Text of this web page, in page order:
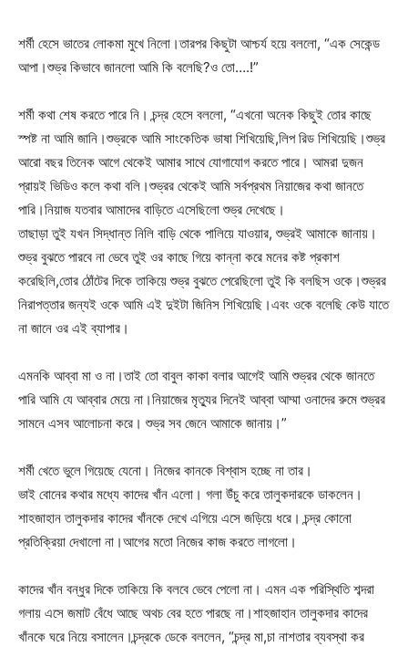
শর্মী হেসে ভাতের লোকমা মুখে নিলো।তারপর কিছুটা আশ্চর্য হয়ে বললো, “এক সেকেন্ড
আপা।শুভ্র কিভাবে জানলো আমি কি বলেছি?ও তো….!”
শর্মী কথা শেষ করতে পারে নি। চন্দ্র হেসে বললো, “এখনো অনেক কিছুই তোর কাছে
স্পষ্ট না আমি জানি।শুভ্রকে আমি সাংকেতিক ভাষা শিখিয়েছি,লিপ রিড শিখিয়েছি।শুভ্র
আরো বছর তিনেক আগে থেকেই আমার সাথে যোগাযোগ করতে পারে। আমরা দুজন
প্রায়ই ভিডিও কলে কথা বলি।শুভ্রর থেকেই আমি সর্বপ্রথম নিয়াজের কথা জানতে
পারি।নিয়াজ যতবার আমাদের বাড়িতে এসেছিলো শুভ্র দেখেছে।
তাছাড়া তুই যখন সিদ্ধান্ত নিলি বাড়ি থেকে পালিয়ে যাওয়ার, শুভ্রই আমাকে জানায়।
শুভ্র বুঝতে পারবে না ভেবে তুই ওর কাছে গিয়ে কান্না করে মনের কষ্ট প্রকাশ
করেছিলি,তোর ঠোঁটের দিকে তাকিয়ে শুভ্র বুঝতে পেরেছিলো তুই কি বলছিস ওকে।শুভ্রর
নিরাপত্তার জন্যই ওকে আমি এই দুইটা জিনিস শিখিয়েছি।এবং ওকে বলেছি কেউ যাতে
না জানে ওর এই ব্যাপার।
এমনকি আব্বা মা ও না।তাই তো বাবুল কাকা বলার আগেই আমি শুভ্রর থেকে জানতে
পারি আমি যে আব্বার মেয়ে না।নিয়াজের মৃত্যুর দিনেই আব্বা আম্মা ওনাদের রুমে শুভ্রর
সামনে এসব আলোচনা করে। শুভ্র সব জেনে আমাকে জানায়।”
শর্মী খেতে ভুলে গিয়েছে যেনো। নিজের কানকে বিশ্বাস হচ্ছে না তার।
ভাই বোনের কথার মধ্যে কাদের খাঁন এলো। গলা উঁচু করে তালুকদারকে ডাকলেন।
শাহজাহান তালুকদার কাদের খাঁনকে দেখে এগিয়ে এসে জড়িয়ে ধরে। চন্দ্র কোনো
প্রতিক্রিয়া দেখালো না।আগের মতো নিজের কাজ করতে লাগলো।
কাদের খাঁন বন্ধুর দিকে তাকিয়ে কি বলবে ভেবে পেলো না। এমন এক পরিস্থিতি শব্দরা
গলায় এসে জমাট বেঁধে আছে অথচ বের হতে পারছে না।শাহজাহান তালুকদার কাদের
খাঁনকে ঘরে নিয়ে বসালেন।চন্দ্রকে ডেকে বললেন, “চন্দ্র মা,চা নাশতার ব্যবস্থা কর